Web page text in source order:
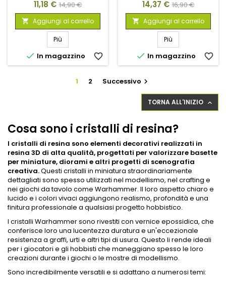
Prezzo
11,18 € Prezzo
base
14,90 €
 Aggiungi al carrello
Più
 In magazzino favorite_border
Prezzo
14,37 € Prezzo
base
16,90 €
 Aggiungi al carrello
Più
 In magazzino favorite_border
1 2 Successivo 
TORNA ALL'INIZIO 
Cosa sono i cristalli di resina?
I cristalli di resina sono elementi decorativi realizzati in
resina 3D di alta qualità, progettati per valorizzare basette
per miniature, diorami e altri progetti di scenografia
creativa.Questi cristalli in miniatura straordinariamente
dettagliati sono spesso utilizzati nel modellismo, nel crafting e
nei giochi da tavolo come Warhammer. Il loro aspetto chiaro e
lucido e i colori vivaci aggiungono realismo, profondità e una
finitura professionale a qualsiasi progetto hobbistico.
I cristalli Warhammer sono rivestiti con vernice epossidica, che
conferisce loro una lucentezza duratura e un'eccezionale
resistenza a graffi, urti e altri tipi di usura. Questo li rende ideali
per i giocatori e gli hobbisti che maneggiano spesso le loro
creazioni durante i giochi o le mostre di modellismo.
Sono incredibilmente versatili e si adattano a numerosi temi: